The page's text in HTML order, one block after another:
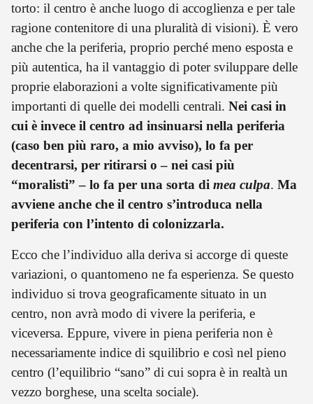
torto: il centro è anche luogo di accoglienza e per tale
ragione contenitore di una pluralità di visioni). È vero
anche che la periferia, proprio perché meno esposta e
più autentica, ha il vantaggio di poter sviluppare delle
proprie elaborazioni a volte significativamente più
importanti di quelle dei modelli centrali. Nei casi in
cui è invece il centro ad insinuarsi nella periferia
(caso ben più raro, a mio avviso), lo fa per
decentrarsi, per ritirarsi o – nei casi più
“moralisti” – lo fa per una sorta di mea culpa. Ma
avviene anche che il centro s’introduca nella
periferia con l’intento di colonizzarla.
Ecco che l’individuo alla deriva si accorge di queste
variazioni, o quantomeno ne fa esperienza. Se questo
individuo si trova geograficamente situato in un
centro, non avrà modo di vivere la periferia, e
viceversa. Eppure, vivere in piena periferia non è
necessariamente indice di squilibrio e così nel pieno
centro (l’equilibrio “sano” di cui sopra è in realtà un
vezzo borghese, una scelta sociale).